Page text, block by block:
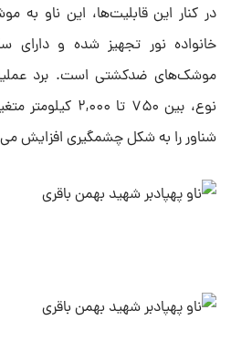
در کنار این قابلیت‌ها، این ناو
خانواده نور تجهیز شده و دارای
موشک‌های ضدکشتی است. برد
نوع، بین ۷۵۰ تا
شناور را به شکل چشمگیری افزایش